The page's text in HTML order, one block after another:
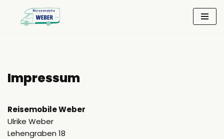
Zum
Impressum
Reisemobile Weber
Ulrike Weber
Lehengraben 18